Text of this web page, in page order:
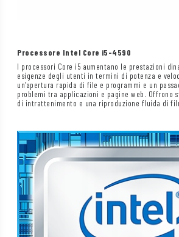
Processore Intel Core i5-4590
I processori Core i5 aumentano le prestazioni
esigenze degli utenti in termini di potenza e
un’apertura rapida di file e programmi e un
problemi tra applicazioni e pagine web. Offrono
di intrattenimento e una riproduzione fluida di